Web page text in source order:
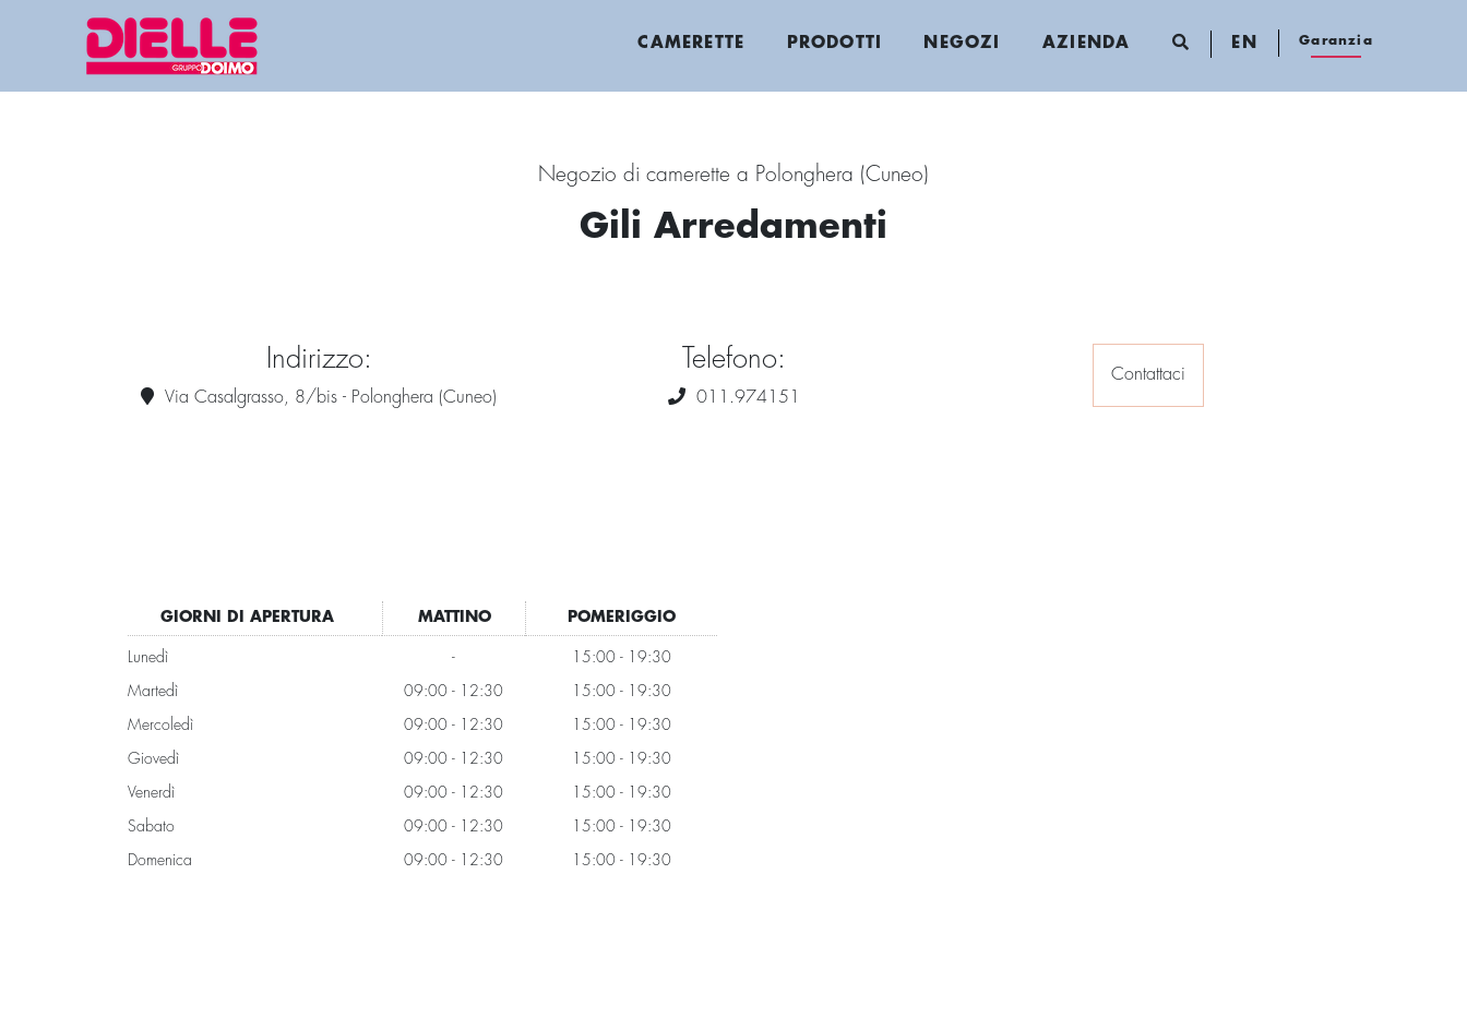
CAMERETTE PRODOTTI NEGOZI AZIENDA EN Garanzia
Negozio di camerette a Polonghera (Cuneo)
Gili Arredamenti
Indirizzo:
Via Casalgrasso, 8/bis - Polonghera (Cuneo)
Telefono:
011.974151
Contattaci
GIORNI DI APERTURA MATTINO POMERIGGIO
Lunedì -
15:00 - 19:30
Martedì
09:00 - 12:30
15:00 - 19:30
Mercoledì
09:00 - 12:30
15:00 - 19:30
Giovedì
09:00 - 12:30
15:00 - 19:30
Venerdì
09:00 - 12:30
15:00 - 19:30
Sabato
09:00 - 12:30
15:00 - 19:30
Domenica
09:00 - 12:30 15:00 - 19:30